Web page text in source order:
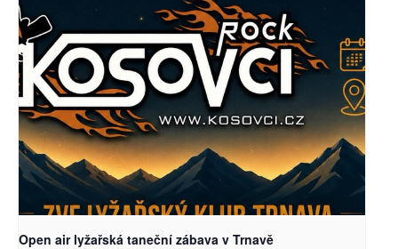
Open air lyžařská taneční zábava v Trnavě